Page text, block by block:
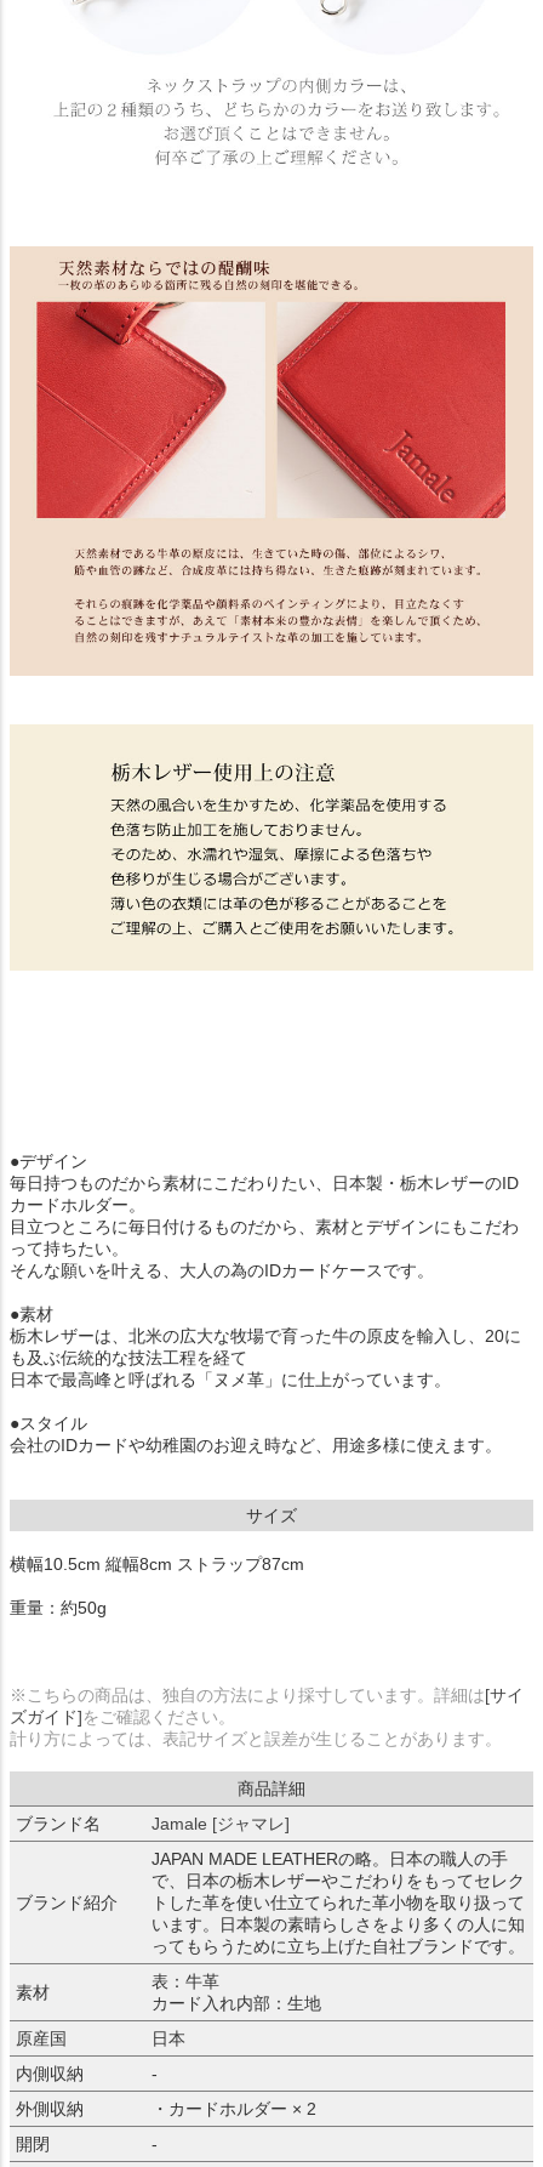
●デザイン
毎日持つものだから素材にこだわりたい、日本製・栃木レザーのID
カードホルダー。
目立つところに毎日付けるものだから、素材とデザインにもこだわ
って持ちたい。
そんな願いを叶える、大人の為のIDカードケースです。
●素材
栃木レザーは、北米の広大な牧場で育った牛の原皮を輸入し、20に
も及ぶ伝統的な技法工程を経て
日本で最高峰と呼ばれる「ヌメ革」に仕上がっています。
●スタイル
会社のIDカードや幼稚園のお迎え時など、用途多様に使えます。
サイズ
横幅10.5cm 縦幅8cm ストラップ87cm
重量：約50g
※こちらの商品は、独自の方法により採寸しています。詳細は[サイ
ズガイド]をご確認ください。
計り方によっては、表記サイズと誤差が生じることがあります。
商品詳細
ブランド名
Jamale [ジャマレ]
ブランド紹介
JAPAN MADE LEATHERの略。日本の職人の手
で、日本の栃木レザーやこだわりをもってセレク
トした革を使い仕立てられた革小物を取り扱って
います。日本製の素晴らしさをより多くの人に知
ってもらうために立ち上げた自社ブランドです。
素材
表：牛革
カード入れ内部：生地
原産国
日本
内側収納
-
外側収納
・カードホルダー × 2
開閉
-